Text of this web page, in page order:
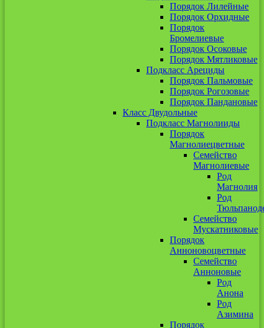
Порядок Лилейные
Порядок Орхидные
Порядок
Бромелиевые
Порядок Осоковые
Порядок Мятликовые
Подкласс Арециды
Порядок Пальмовые
Порядок Рогозовые
Порядок Пандановые
Класс Двудольные
Подкласс Магнолииды
Порядок
Магнолиецветные
Семейство
Магнолиевые
Род
Магнолия
Род
Семейство
Мускатниковые
Порядок
Анноновоцветные
Семейство
Анноновые
Род
Анона
Род
Азимина
Порядок